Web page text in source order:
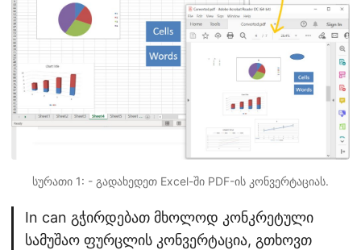
სურათი 1: - გადახედეთ Excel-ში PDF-ის კონვერტაციას.
In can გჭირდებათ მხოლოდ კონკრეტული
სამუშაო ფურცლის კონვერტაცია, გთხოვთ